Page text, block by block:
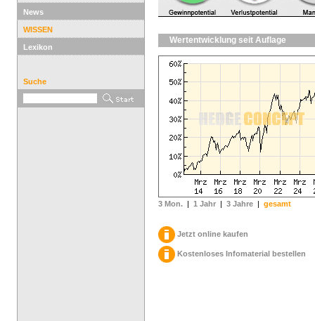
News
WISSEN
Lexikon
Suche
Wertentwicklung seit Auflage
3 Mon. | 1 Jahr | 3 Jahre | gesamt
Jetzt online kaufen
Kostenloses Infomaterial bestellen